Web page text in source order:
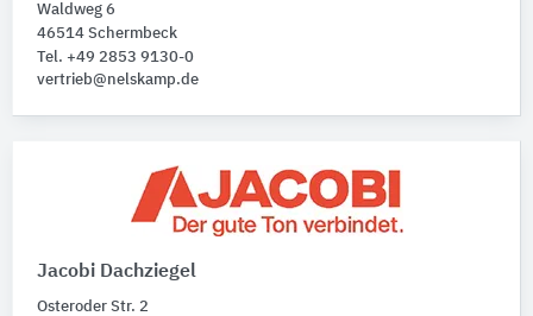
Waldweg 6
46514 Schermbeck
Tel. +49 2853 9130-0
vertrieb@nelskamp.de
Jacobi Dachziegel
Osteroder Str. 2